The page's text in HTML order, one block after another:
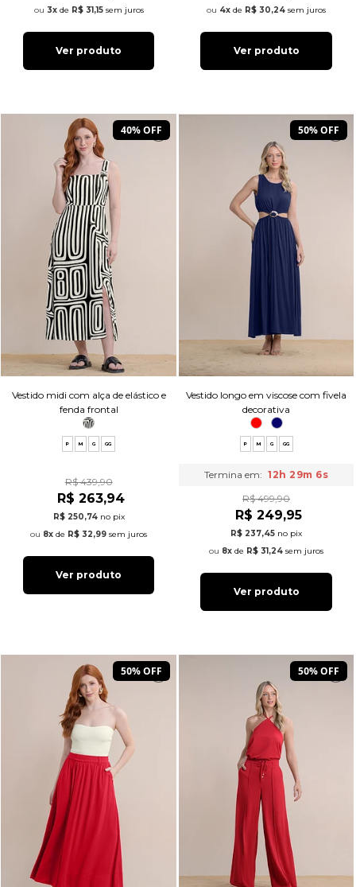
3xde R$ 31,15sem juros
Ver produto
4x de R$ 30,24 sem juros
Ver produto
40% OFF
Vestido midi com alça de elástico e
fenda frontal
P M G GG
R$ 439,90
R$ 263,94
R$ 250,74 no pix
8x de R$ 32,99 sem juros
Ver produto
50% OFF
Vestido longo em viscose com fivela
decorativa
P M G GG
Termina em: 12h 29m 5s
R$ 499,90
R$ 249,95
R$ 237,45 no pix
8x de R$ 31,24 sem juros
Ver produto
50% OFF 50% OFF